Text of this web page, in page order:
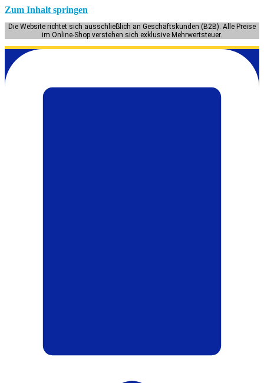
Zum Inhalt springen
Die Website richtet sich ausschließlich an Geschäftskunden (B2B). Alle Preise
im Online-Shop verstehen sich exklusive Mehrwertsteuer.